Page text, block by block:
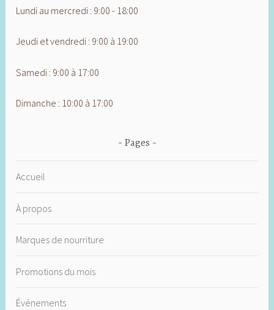
Lundi au mercredi : 9:00 - 18:00
Jeudi et vendredi : 9:00 à 19:00
Samedi : 9:00 à 17:00
Dimanche : 10:00 à 17:00
Pages
Accueil
À propos
Marques de nourriture
Promotions du mois
Événements